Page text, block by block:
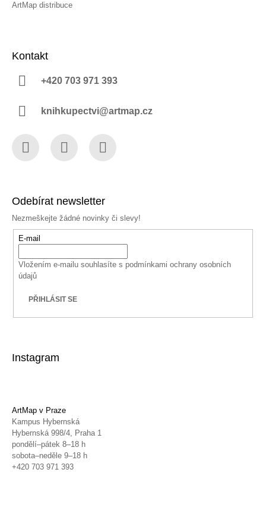
ArtMap distribuce
Kontakt
+420 703 971 393
knihkupectvi@artmap.cz
Odebírat newsletter
Nezmeškejte žádné novinky či slevy!
E-mail
Vložením e-mailu souhlasíte s podmínkami ochrany osobních
údajů
PŘIHLÁSIT SE
Instagram
ArtMap v Praze
Kampus Hybernská
Hybernská 998/4, Praha 1
pondělí–pátek 8–18 h
sobota–neděle 9–18 h
+420 703 971 393